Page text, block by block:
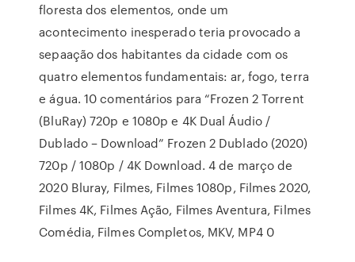
floresta dos elementos, onde um
acontecimento inesperado teria provocado a
sepaação dos habitantes da cidade com os
quatro elementos fundamentais: ar, fogo, terra
e água. 10 comentários para “Frozen 2 Torrent
(BluRay) 720p e 1080p e 4K Dual Áudio /
Dublado – Download” Frozen 2 Dublado (2020)
720p / 1080p / 4K Download. 4 de março de
2020 Bluray, Filmes, Filmes 1080p, Filmes 2020,
Filmes 4K, Filmes Ação, Filmes Aventura, Filmes
Comédia, Filmes Completos, MKV, MP4 0